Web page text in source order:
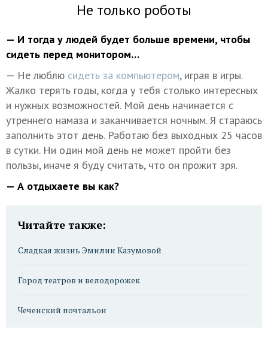
Не только роботы
— И тогда у людей будет больше времени, чтобы
сидеть перед монитором…
— Не люблю сидеть за компьютером, играя в игры.
Жалко терять годы, когда у тебя столько интересных
и нужных возможностей. Мой день начинается с
утреннего намаза и заканчивается ночным. Я стараюсь
заполнить этот день. Работаю без выходных 25 часов
в сутки. Ни один мой день не может пройти без
пользы, иначе я буду считать, что он прожит зря.
— А отдыхаете вы как?
Читайте также:
Сладкая жизнь Эмилии Казумовой
Город театров и велодорожек
Чеченский почтальон